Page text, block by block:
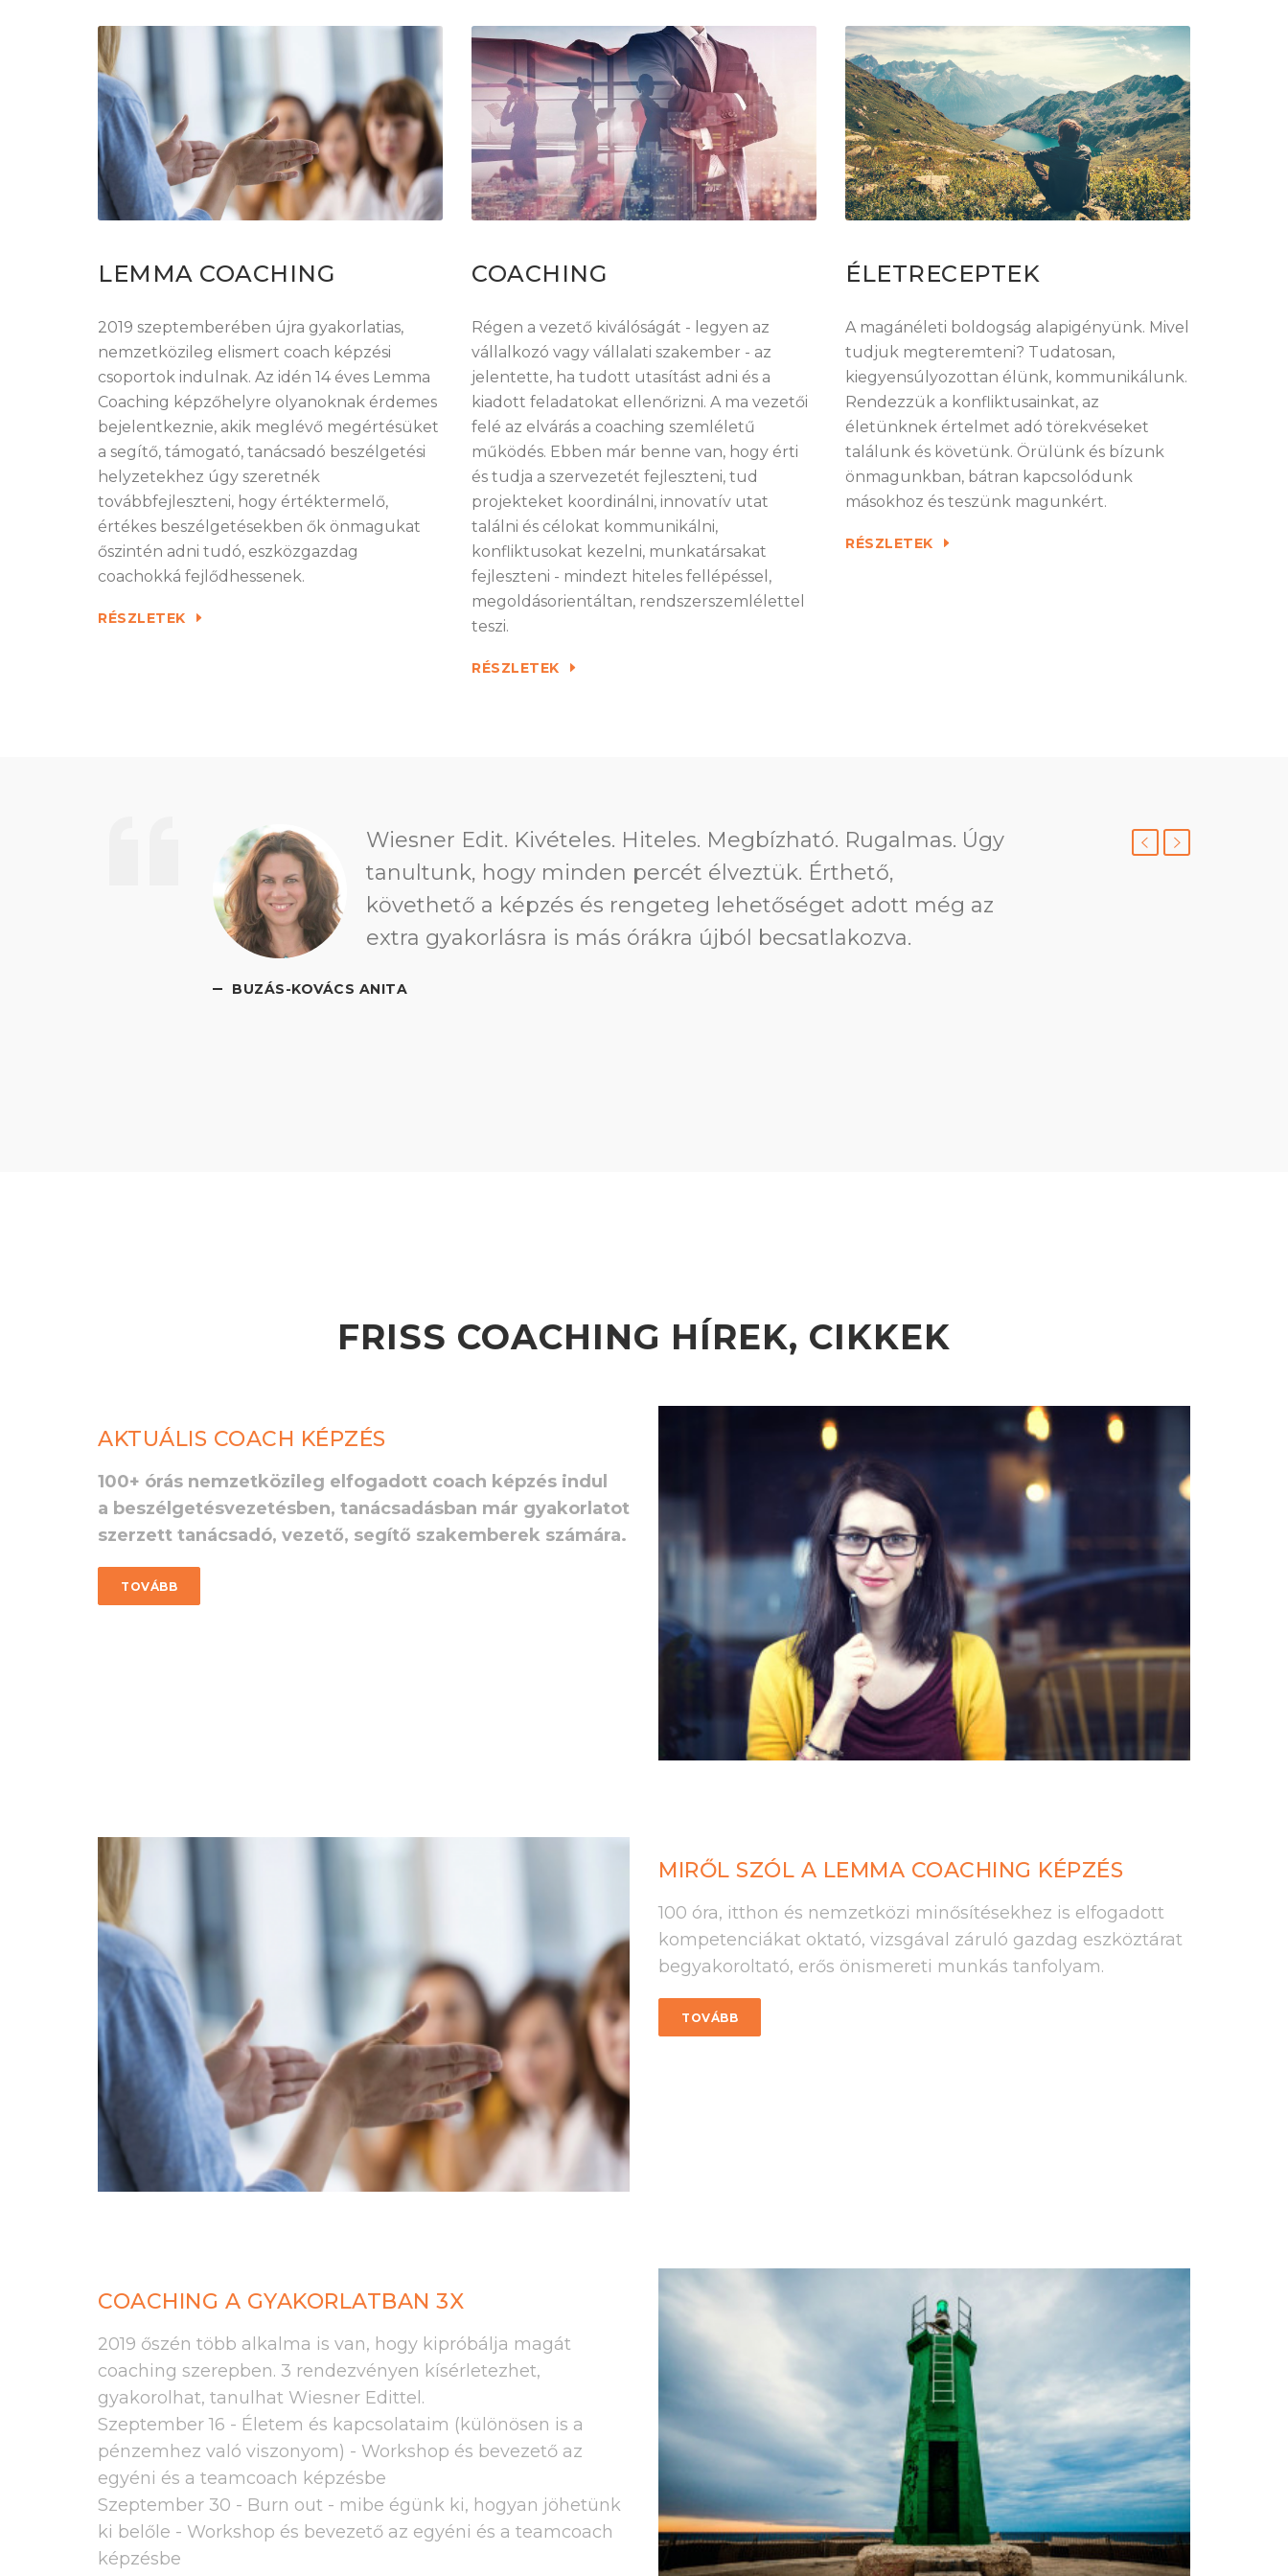
LEMMA COACHING
2019 szeptemberében újra gyakorlatias,
nemzetközileg elismert coach képzési
csoportok indulnak. Az idén 14 éves Lemma
Coaching képzőhelyre olyanoknak érdemes
bejelentkeznie, akik meglévő megértésüket
a segítő, támogató, tanácsadó beszélgetési
helyzetekhez úgy szeretnék
továbbfejleszteni, hogy értéktermelő,
értékes beszélgetésekben ők önmagukat
őszintén adni tudó, eszközgazdag
coachokká fejlődhessenek.
RÉSZLETEK
COACHING
Régen a vezető kiválóságát - legyen az
vállalkozó vagy vállalati szakember - az
jelentette, ha tudott utasítást adni és a
kiadott feladatokat ellenőrizni. A ma vezetői
felé az elvárás a coaching szemléletű
működés. Ebben már benne van, hogy érti
és tudja a szervezetét fejleszteni, tud
projekteket koordinálni, innovatív utat
találni és célokat kommunikálni,
konfliktusokat kezelni, munkatársakat
fejleszteni - mindezt hiteles fellépéssel,
megoldásorientáltan, rendszerszemlélettel
teszi.
RÉSZLETEK
ÉLETRECEPTEK
A magánéleti boldogság alapigényünk. Mivel
tudjuk megteremteni? Tudatosan,
kiegyensúlyozottan élünk, kommunikálunk.
Rendezzük a konfliktusainkat, az
életünknek értelmet adó törekvéseket
találunk és követünk. Örülünk és bízunk
önmagunkban, bátran kapcsolódunk
másokhoz és teszünk magunkért.
RÉSZLETEK
Edit fantasztikus személyiségű és az egyik lenagyobb
tudású oktató, akivel valaha is találkoztam. Szakmája igazi
kiválósága, aki elkötelezett nemcsak az emberek fejlesztése
de későbbi szakmai és emberi támogatása irányában is.
FRISS COACHING HÍREK, CIKKEK
AKTUÁLIS COACH KÉPZÉS
100+ órás nemzetközileg elfogadott coach képzés indul
a beszélgetésvezetésben, tanácsadásban már gyakorlatot
szerzett tanácsadó, vezető, segítő szakemberek számára.
TOVÁBB
MIRŐL SZÓL A LEMMA COACHING KÉPZÉS
100 óra, itthon és nemzetközi minősítésekhez is elfogadott
kompetenciákat oktató, vizsgával záruló gazdag eszköztárat
begyakoroltató, erős önismereti munkás tanfolyam.
TOVÁBB
COACHING A GYAKORLATBAN 3X
2019 őszén több alkalma is van, hogy kipróbálja magát
coaching szerepben. 3 rendezvényen kísérletezhet,
gyakorolhat, tanulhat Wiesner Edittel.
Szeptember 16 - Életem és kapcsolataim (különösen is a
pénzemhez való viszonyom) - Workshop és bevezető az
egyéni és a teamcoach képzésbe
Szeptember 30 - Burn out - mibe égünk ki, hogyan jöhetünk
ki belőle - Workshop és bevezető az egyéni és a teamcoach
képzésbe